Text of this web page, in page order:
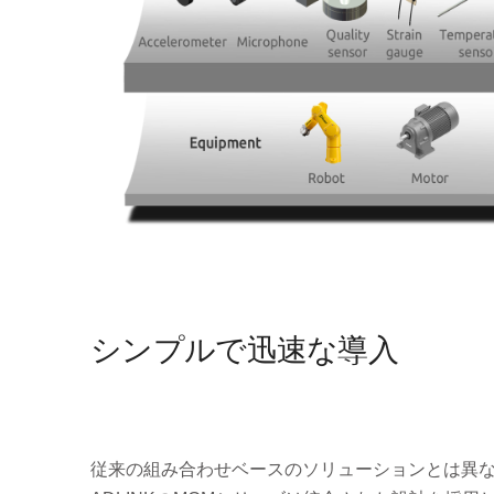
シンプルで迅速な導入
従来の組み合わせベースのソリューションとは異